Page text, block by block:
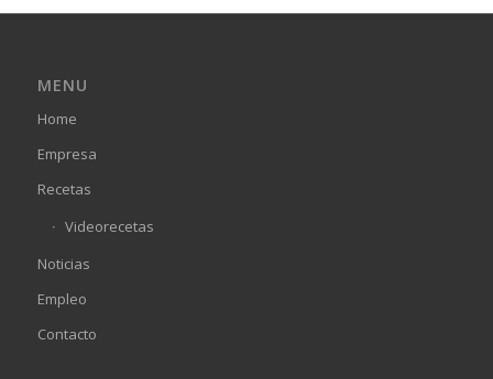
MENU
Home
Empresa
Recetas
Videorecetas
Noticias
Empleo
Contacto